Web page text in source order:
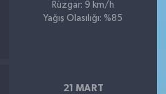
Rüzgar: 9 km/h
Yağış Olasılığı: %85
21 MART